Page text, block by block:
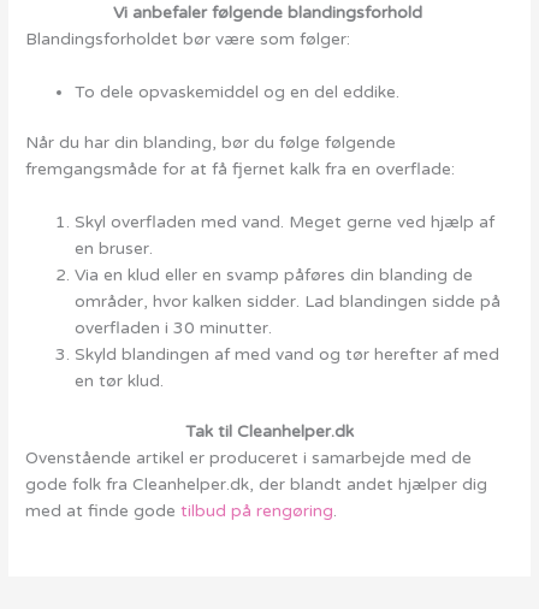
Vi anbefaler følgende blandingsforhold
Blandingsforholdet bør være som følger:
To dele opvaskemiddel og en del eddike.
Når du har din blanding, bør du følge følgende
fremgangsmåde for at få fjernet kalk fra en overflade:
Skyl overfladen med vand. Meget gerne ved hjælp af
en bruser.
Via en klud eller en svamp påføres din blanding de
områder, hvor kalken sidder. Lad blandingen sidde på
overfladen i 30 minutter.
Skyld blandingen af med vand og tør herefter af med
en tør klud.
Tak til Cleanhelper.dk
Ovenstående artikel er produceret i samarbejde med de
gode folk fra Cleanhelper.dk, der blandt andet hjælper dig
med at finde godetilbud på rengøring.